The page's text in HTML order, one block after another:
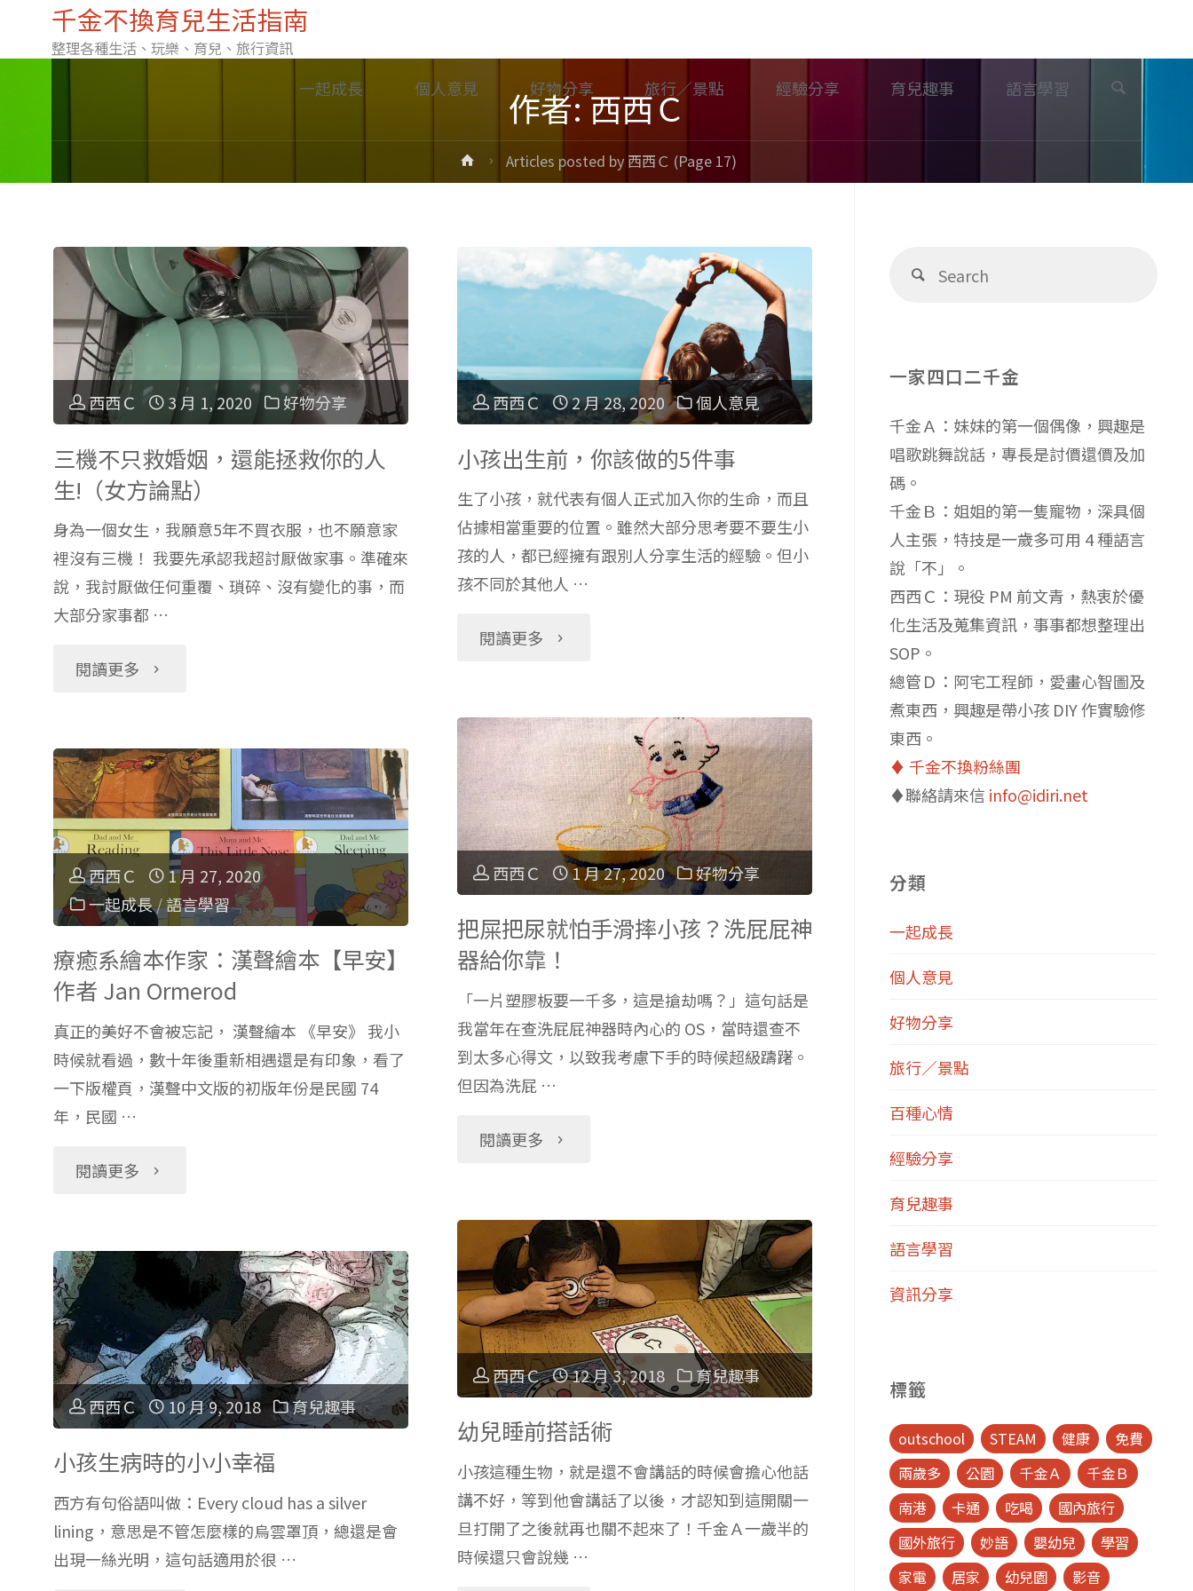
千金不換育兒生活指南
整理各種生活、玩樂、育兒、旅行資訊
Skip
to
一起成長 個人意見 好物分享 旅行／景點 經驗分享 育兒趣事 語言學習 Search
作者:西西Ｃ
HomeArticles posted by 西西Ｃ (Page 17)
西西Ｃ 3 月 1, 2020 好物分享
三機不只救婚姻，還能拯救你的人
生!（女方論點）
身為一個女生，我願意5年不買衣服，也不願意家
裡沒有三機！ 我要先承認我超討厭做家事。準確來
說，我討厭做任何重覆、瑣碎、沒有變化的事，而
大部分家事都 …
閱讀更多 "三
不
只
救
婚
姻，
還
能
拯
人
生!
（女
方
點）"
西西Ｃ 2 月 28, 2020 個人意見
小孩出生前，你該做的5件事
生了小孩，就代表有個人正式加入你的生命，而且
佔據相當重要的位置。雖然大部分思考要不要生小
孩的人，都已經擁有跟別人分享生活的經驗。但小
孩不同於其他人 …
閱讀更多 "小
出
生
前，
你
該
做
的
5
西西Ｃ 1 月 27, 2020 好物分享
把屎把尿就怕手滑摔小孩？洗屁屁神
器給你靠！
「一片塑膠板要一千多，這是搶劫嗎？」這句話是
我當年在查洗屁屁神器時內心的 OS，當時還查不
到太多心得文，以致我考慮下手的時候超級躊躇。
但因為洗屁 …
閱讀更多 "把
尿
就
怕
手
滑
摔
小
西西Ｃ
1 月 27, 2020
一起成長/語言學習
療癒系繪本作家：漢聲繪本【早安】
作者 Jan Ormerod
真正的美好不會被忘記， 漢聲繪本 《早安》 我小
時候就看過，數十年後重新相遇還是有印象，看了
一下版權頁，漢聲中文版的初版年份是民國 74
年，民國 …
閱讀更多 "療
本
作
家：
漢
聲
西西Ｃ 12 月 3, 2018 育兒趣事
幼兒睡前搭話術
小孩這種生物，就是還不會講話的時候會擔心他話
講不好，等到他會講話了以後，才認知到這開關一
旦打開了之後就再也關不起來了！千金Ａ一歲半的
時候還只會說幾 …
西西Ｃ 10 月 9, 2018 育兒趣事
小孩生病時的小小幸福
西方有句俗語叫做：Every cloud has a silver
lining，意思是不管怎麼樣的烏雲罩頂，總還是會
出現一絲光明，這句話適用於很 …
Search
一家四口二千金
千金Ａ：妹妹的第一個偶像，興趣是
唱歌跳舞說話，專長是討價還價及加
碼。
千金Ｂ：姐姐的第一隻寵物，深具個
人主張，特技是一歲多可用 4 種語言
說「不」。
西西Ｃ：現役 PM 前文青，熱衷於優
化生活及蒐集資訊，事事都想整理出
SOP。
總管Ｄ：阿宅工程師，愛畫心智圖及
煮東西，興趣是帶小孩 DIY 作實驗修
東西。
♦️ 千金不換粉絲團
♦️聯絡請來信 info@idiri.net
分類
一起成長
個人意見
好物分享
旅行／景點
百種心情
經驗分享
育兒趣事
語言學習
資訊分享
標籤
outschool STEAM 健康
免費
兩歲多
公園 千金Ａ
千金Ｂ
南港
卡通 吃喝
國內旅行
國外旅行
妙語 嬰幼兒
學習
家電
居家 幼兒園
影音